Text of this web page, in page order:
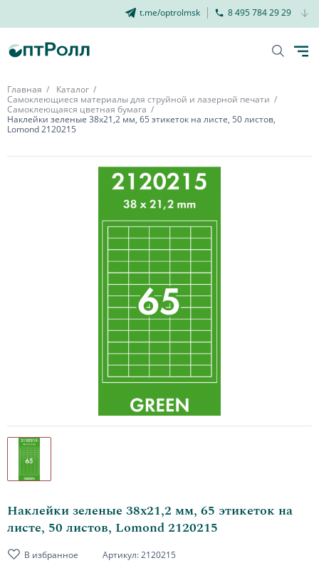
t.me/optrolmsk 8 495 784 29 29
Главная
Каталог
Самоклеющиеся материалы для струйной и лазерной печати
Самоклеющаяся цветная бумага
Наклейки зеленые 38х21,2 мм, 65 этикеток на листе, 50 листов,
Lomond 2120215
Наклейки зеленые 38х21,2 мм, 65 этикеток на
листе, 50 листов, Lomond 2120215
В избранное Артикул:2120215